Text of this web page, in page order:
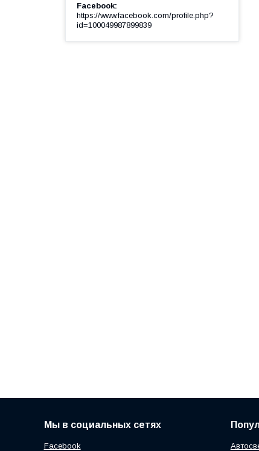
Facebook
https://www.facebook.com/profile.php?
id=100049987899839
Мы в социальных сетях
Facebook